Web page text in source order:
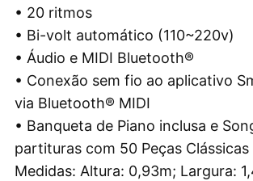
• 20 ritmos
• Bi-volt automático (110~220v)
• Áudio e MIDI Bluetooth®
• Conexão sem fio ao aplicativo
via Bluetooth® MIDI
• Banqueta de Piano inclusa e
partituras com 50 Peças Clássicas
Medidas: Altura: 0,93m; Largura: